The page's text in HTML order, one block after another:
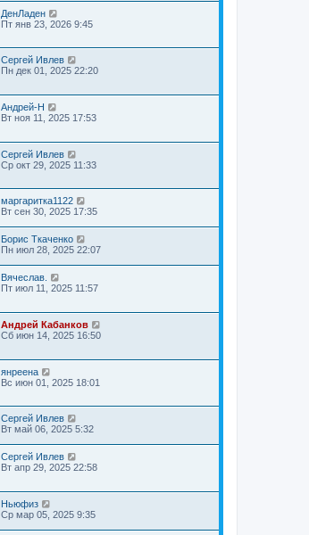
ДенЛаден
Пт янв 23, 2026 9:45
Сергей Ивлев
Пн дек 01, 2025 22:20
Андрей-Н
Вт ноя 11, 2025 17:53
Сергей Ивлев
Ср окт 29, 2025 11:33
маргаритка1122
Вт сен 30, 2025 17:35
Борис Ткаченко
Пн июл 28, 2025 22:07
Вячеслав.
Пт июл 11, 2025 11:57
Андрей Кабанков
Сб июн 14, 2025 16:50
янреена
Вс июн 01, 2025 18:01
Сергей Ивлев
Вт май 06, 2025 5:32
Сергей Ивлев
Вт апр 29, 2025 22:58
Ньюфиз
Ср мар 05, 2025 9:35